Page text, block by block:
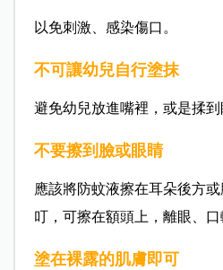
以免刺激、感染傷口。
不可讓幼兒自行塗抹
避免幼兒放進嘴裡，或是揉到
不要擦到臉或眼睛
應該將防蚊液擦在耳朵後方
叮，可擦在額頭上，離眼、口
塗在裸露的肌膚即可